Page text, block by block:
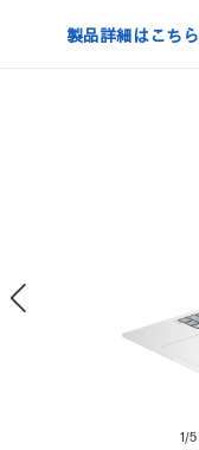
製品詳細はこちら
1/5